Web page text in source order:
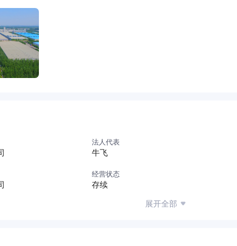
500强企业，始终秉承高端高质高效的发展理念。公司现有员工
个系列，能够全面满足客户的不同需要。公司业务正在迅猛发展
向社会公开诚聘大量优秀人才。
法人代表
牛飞
经营状态
存续
展开全部